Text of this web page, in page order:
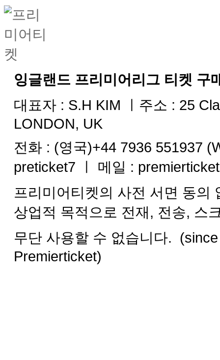
잉글랜드 프리미어리그 티켓 구
대표자 : S.H KIM ㅣ주소 : 25
LONDON, UK
전화 : (영국)+44 7936 551937
preticket7 ㅣ 메일 :
프리미어티켓의 사전 서면 동의
상업적 목적으로 전재, 전송, 스
무단 사용할 수 없습니다.
Premierticket)